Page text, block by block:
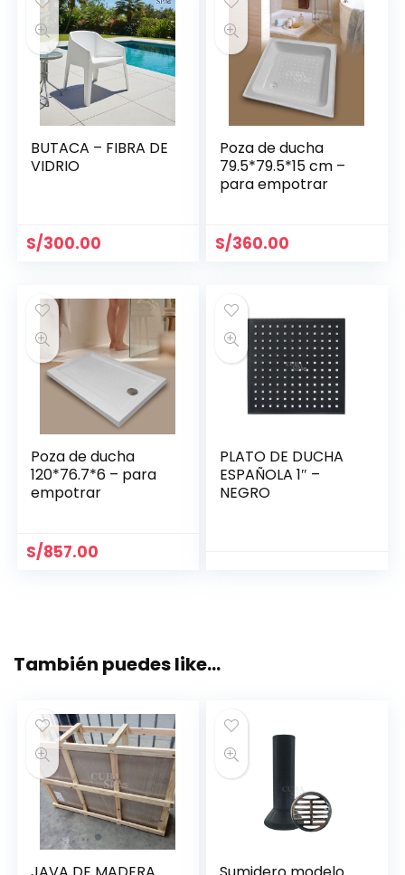
BUTACA – FIBRA DE
VIDRIO
S/300.00
Poza de ducha
79.5*79.5*15 cm –
para empotrar
S/360.00
Poza de ducha
120*76.7*6 – para
empotrar
S/857.00
PLATO DE DUCHA
ESPAÑOLA 1″ –
NEGRO
También puedes like…